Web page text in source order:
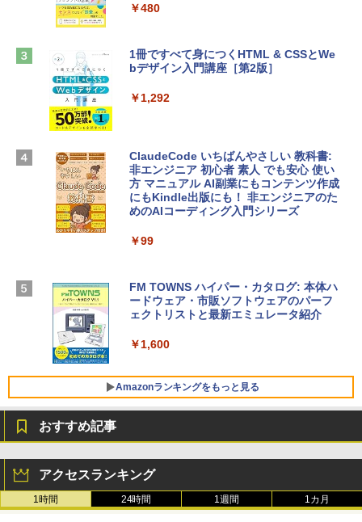
tomtoc 360°保護 15.6 16インチ パソコ
￥2,952
スプレイ、16GBユニファイドメモリ、51
2GB SSDストレージ、12MPセンターフ
レームカメラ、日本語キーボード、Touc
h ID - ミッドナイト
ン 15-fd 15.6インチ 16GBメモリ 512GB
SSD インテル Core 5
FMV ノートパソコン WE1-K3 (MS 365 P
ersonal/Copilotキー搭載/Win 11/15.6型/
Core i5/16GB/SSD 512GB/ホワイト) FM
VWK3E15W_AZ
￥139,880
ラインコード版
4(最新 永続版)|オンラインコード版|Wind
Robloxギフトカード - 2,000 Robux 【限
定バーチャルアイテムを含む】 【オンラ
インゲームコード】 ロブロックス | オン
Windows版 | Minecraft (マインクラフ
ト): Java & Bedrock Edition | オンライ
￥480
1冊ですべて身につくHTML & CSSとWe
bデザイン入門講座［第2版］
￥1,292
ClaudeCode いちばんやさしい 教科書:
非エンジニア 初心者 素人 でも安心 使い
方 マニュアル AI副業にもコンテンツ作成
にもKindle出版にも！ 非エンジニアのた
めのAIコーディング入門シリーズ
￥99
FM TOWNS ハイパー・カタログ: 本体ハ
ードウェア・市販ソフトウェアのパーフ
ェクトリストと最新エミュレータ紹介
￥1,600
Amazonランキングをもっと見る
ない、大きな画面で読みやすい、6週間持
続バッテリー、6インチディスプレイ電子
書籍リーダー、マッチャ、16GB、広告な
し
おすすめ記事
アクセスランキング
1時間 24時間 1週間 1カ月